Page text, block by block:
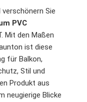
verschönern Sie
PVC
Mit den Maßen
ist diese
für Balkon,
Stil und
Produkt aus
Blicke